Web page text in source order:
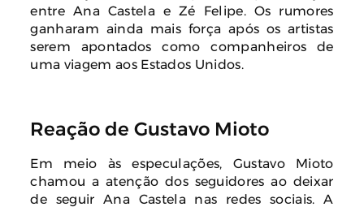
entre Ana Castela e Zé Felipe. Os rumores
ganharam ainda mais força após os artistas
serem apontados como companheiros de
uma viagem aos Estados Unidos.
Reação de Gustavo Mioto
Em meio às especulações, Gustavo Mioto
chamou a atenção dos seguidores ao deixar
de seguir Ana Castela nas redes sociais. A